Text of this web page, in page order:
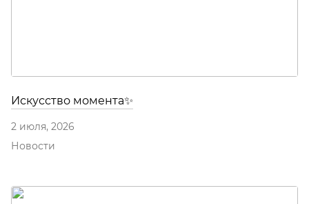
Искусство момента✨
2 июля, 2026
Новости